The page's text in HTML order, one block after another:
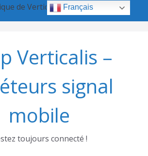
de Verticalis SAIgnorer
Verticalis –
signal
mobile
toujours connecté !
Français